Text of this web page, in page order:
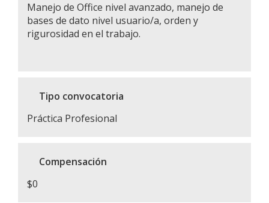
Manejo de Office nivel avanzado, manejo de
bases de dato nivel usuario/a, orden y
rigurosidad en el trabajo.
Tipo convocatoria
Práctica Profesional
Compensación
$0